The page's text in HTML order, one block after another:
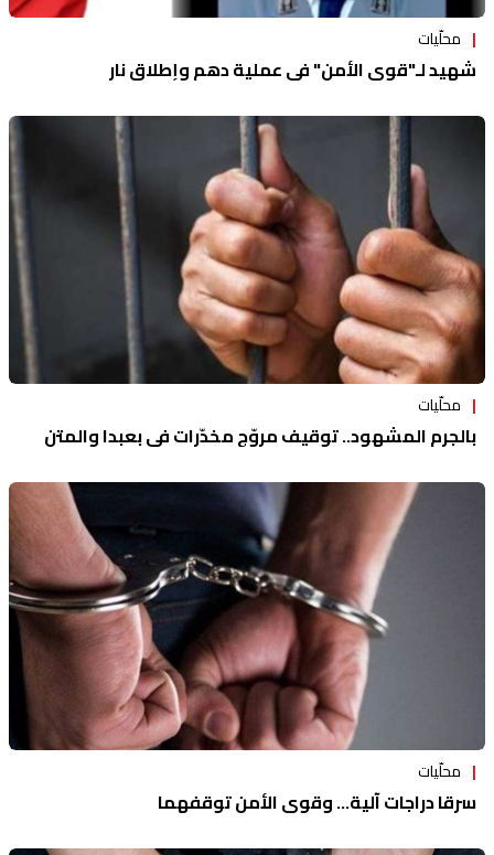
محلّيات
شهيد لـ"قوى الأمن" في عملية دهم وإطلاق نار
محلّيات
بالجرم المشهود.. توقيف مروّج مخدّرات في بعبدا والمتن
محلّيات
سرقا دراجات آلية... وقوى الأمن توقفهما